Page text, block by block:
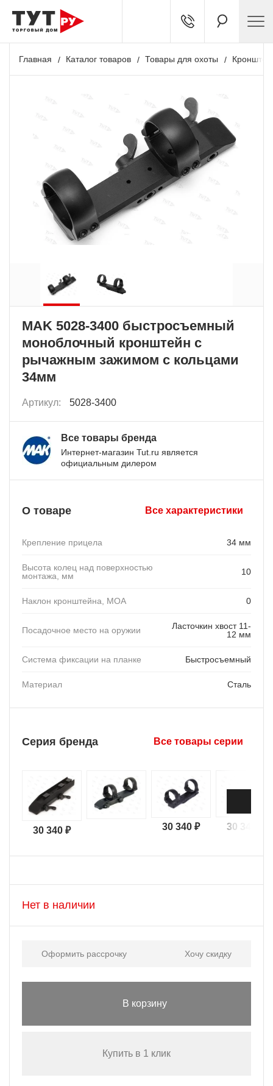
Главная Каталог товаров Товары для охоты
MAK 5028-3400 быстросъемный
моноблочный кронштейн с
рычажным зажимом с кольцами
34мм
Артикул: 5028-3400
Все товары бренда
Интернет-магазин Tut.ru является
официальным дилером
О товаре Все характеристики
Крепление прицела 34 мм
Высота колец над поверхностью
монтажа, мм
10
Наклон кронштейна, MOA 0
Посадочное место на оружии
Ласточкин хвост 11-
12 мм
Система фиксации на планке Быстросъемный
Материал Сталь
Серия бренда Все товары серии
30 340 ₽ 30 340 ₽ 30 340 ₽
Нет в наличии
Оформить рассрочку Хочу скидку
В корзину
Купить в 1 клик